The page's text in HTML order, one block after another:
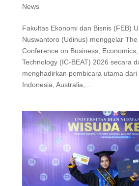
News
Fakultas Ekonomi dan Bisnis (FEB)
Nuswantoro (Udinus) menggelar
Conference on Business,
Technology (IC-BEAT) 2026 secara
menghadirkan pembicara utama
Indonesia, Australia,...